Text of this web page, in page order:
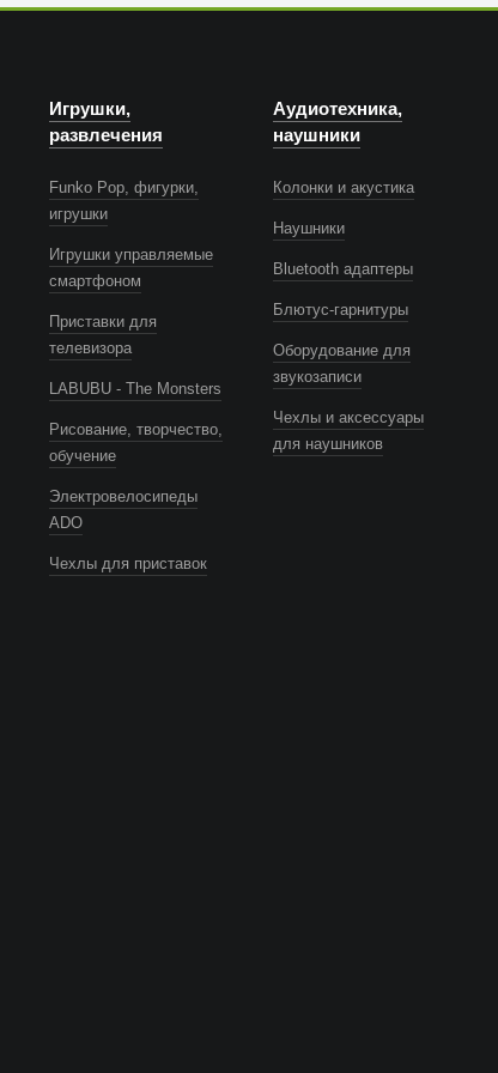
Игрушки,
развлечения
Funko Pop, фигурки,
игрушки
Игрушки управляемые
смартфоном
Приставки для
телевизора
LABUBU - The Monsters
Рисование, творчество,
обучение
Электровелосипеды
ADO
Чехлы для приставок
Аудиотехника,
наушники
Колонки и акустика
Наушники
Bluetooth адаптеры
Блютус-гарнитуры
Оборудование для
звукозаписи
Чехлы и аксессуары
для наушников